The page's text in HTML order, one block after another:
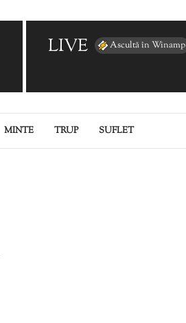
LIVE Ascultă în Winamp
MINTE TRUP SUFLET